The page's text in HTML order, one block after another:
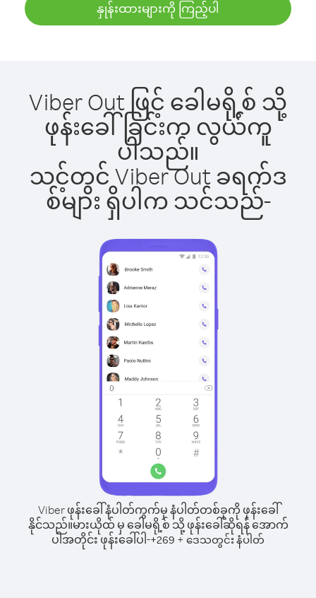
နှုန်းထားများကို ကြည့်ပါ
Viber Out ဖြင့် ခေါမရို့စ် သို့
ဖုန်းခေါ်ခြင်းက လွယ်ကူ
ပါသည်။
သင့်တွင် Viber Out ခရက်ဒ
စ်များ ရှိပါက သင်သည်-
Viber ဖုန်းခေါ်နံပါတ်ကွက်မှ နံပါတ်တစ်ခုကို ဖုန်းခေါ်
နိုင်သည်။မားယိုထ် မှ ခေါမရို့စ် သို့ ဖုန်းခေါ်ဆိုရန် အောက်
ပါအတိုင်း ဖုန်းခေါ်ပါ-+269 + ဒေသတွင်း နံပါတ်